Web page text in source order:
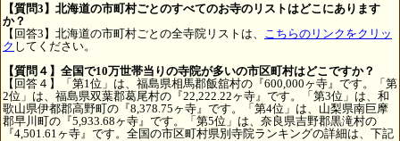
【質問3】北海道の市町村ごとのすべてのお寺のリストはどこにあります
か？
【回答3】北海道の市町村ごとの全寺院リストは、
こちらのリンクをクリッ
ク してください。
【質問４】全国で10万世帯当りの寺院が多いの市区町村はどこですか？
【回答４】「第1位」は、福島県相馬郡飯舘村の『600,000ヶ寺』です。「第
2位」は、福島県双葉郡葛尾村の『22,222.22ヶ寺』です。「第3位」は、和
歌山県伊都郡高野町の『8,378.75ヶ寺』です。「第4位」は、山梨県南巨摩
郡早川町の『5,933.68ヶ寺』です。「第5位」は、奈良県吉野郡黒滝村の
『4,501.61ヶ寺』です。全国の市区町村県別寺院ランキングの詳細は、下記